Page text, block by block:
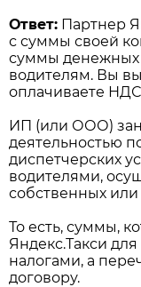
Ответ: Партнер
с суммы своей
суммы денежных
водителям. Вы
оплачиваете
ИП (или ООО)
деятельностью
диспетчерских
водителями,
собственных
То есть, суммы,
Яндекс.Такси
налогами, а
договору.